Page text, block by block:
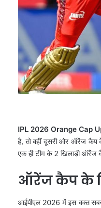
IPL 2026 Orange Cap
है, तो वहीं दूसरी ओर ऑरेंज कैप
एक ही टीम के 2 खिलाड़ी ऑरैंज
ऑरेंज कैप के
आईपीएल 2026 में इस वक्त